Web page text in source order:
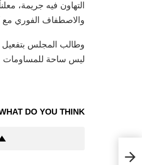
التهاون فيه جريمة،
والاصطفاف الفوري مع
وطالب المجلس بتفعيل
ليس ساحة للمساومات
DO YOU THINK?
وفق